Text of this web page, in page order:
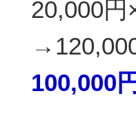
20,000円
100,000円